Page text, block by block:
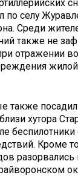
по селу
Среди
также не
отражении
также
хутора
Кроме
разорвались